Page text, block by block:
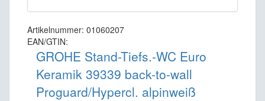
Artikelnummer: 01060207
EAN/GTIN:
GROHE Stand-Tiefs.-WC Euro
Keramik 39339 back-to-wall
Proguard/Hypercl. alpinweiß